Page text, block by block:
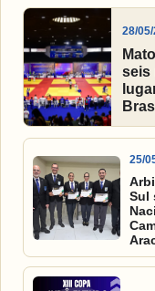
28/
seis
25/
Sul